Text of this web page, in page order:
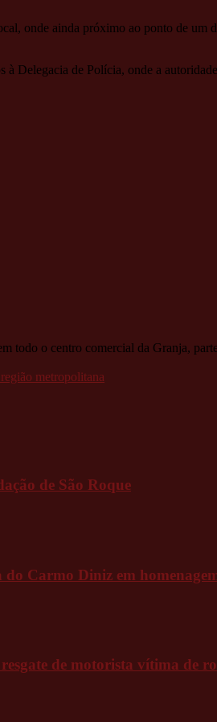
onde ainda próximo ao ponto de
Delegacia de Polícia, onde a
todo o centro comercial da Granja,
metropolitana
de São Roque
Carmo Diniz em
de motorista vítima de